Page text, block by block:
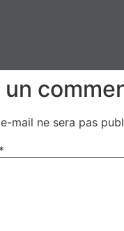
un
mail ne sera pas
*